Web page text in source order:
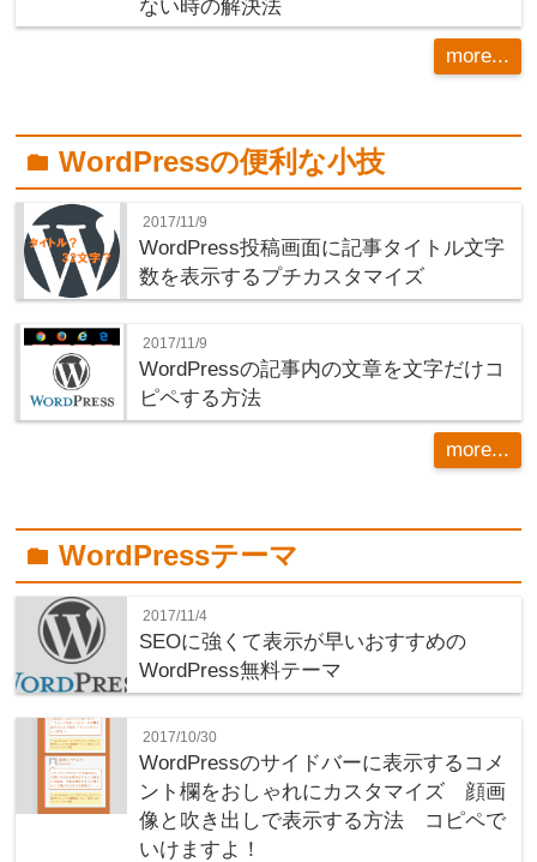
ない時の解決法
more...
folderWordPressの便利な小技
2017/11/9
WordPress投稿画面に記事タイトル文字
数を表示するプチカスタマイズ
2017/11/9
WordPressの記事内の文章を文字だけコ
ピペする方法
more...
folderWordPressテーマ
2017/11/4
SEOに強くて表示が早いおすすめの
WordPress無料テーマ
2017/10/30
WordPressのサイドバーに表示するコメ
ント欄をおしゃれにカスタマイズ 顔画
像と吹き出しで表示する方法 コピペで
いけますよ！